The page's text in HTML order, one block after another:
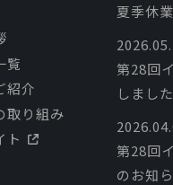
覧
紹介
取り組み
ト
夏季休
第28回
しました
第28回
のお知